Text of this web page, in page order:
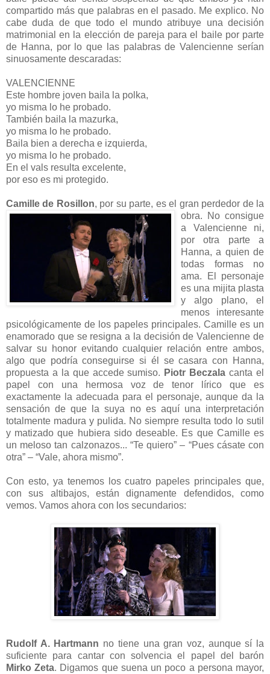
compartido más que palabras en el pasado. Me explico. No
cabe duda de que todo el mundo atribuye una decisión
matrimonial en la elección de pareja para el baile por parte
de Hanna, por lo que las palabras de Valencienne serían
sinuosamente descaradas:
VALENCIENNE
Este hombre joven baila la polka,
yo misma lo he probado.
También baila la mazurka,
yo misma lo he probado.
Baila bien a derecha e izquierda,
yo misma lo he probado.
En el vals resulta excelente,
por eso es mi protegido.
Camille de Rosillon, por su parte, es el gran perdedor de la
obra. No consigue
a Valencienne ni,
por otra parte a
Hanna, a quien de
todas formas no
ama. El personaje
es una mijita plasta
y algo plano, el
menos interesante
psicológicamente de los papeles principales. Camille es un
enamorado que se resigna a la decisión de Valencienne de
salvar su honor evitando cualquier relación entre ambos,
algo que podría conseguirse si él se casara con Hanna,
propuesta a la que accede sumiso. Piotr Beczala canta el
papel con una hermosa voz de tenor lírico que es
exactamente la adecuada para el personaje, aunque da la
sensación de que la suya no es aquí una interpretación
totalmente madura y pulida. No siempre resulta todo lo sutil
y matizado que hubiera sido deseable. Es que Camille es
un meloso tan calzonazos... “Te quiero” – “Pues cásate con
otra” – “Vale, ahora mismo”.
Con esto, ya tenemos los cuatro papeles principales que,
con sus altibajos, están dignamente defendidos, como
vemos. Vamos ahora con los secundarios:
Rudolf A. Hartmann no tiene una gran voz, aunque sí la
suficiente para cantar con solvencia el papel del barón
Mirko Zeta. Digamos que suena un poco a persona mayor,